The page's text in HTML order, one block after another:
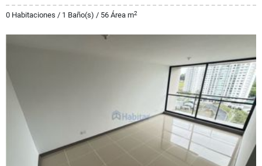
0 Habitaciones / 1 Baño(s) / 56 Área m2